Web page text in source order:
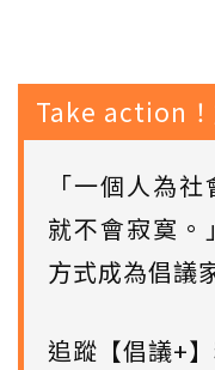
Take action！
「一個人為
就不會寂寞。
方式成為倡議
追蹤【倡議+】